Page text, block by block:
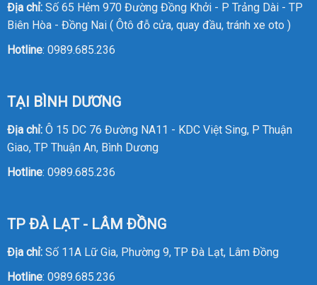
Địa chỉ:Số 65 Hẻm 970 Đường Đồng Khởi - P Trảng Dài - TP
Biên Hòa - Đồng Nai ( Ôtô đỗ cửa, quay đầu, tránh xe oto )
Hotline: 0989.685.236
TẠI BÌNH DƯƠNG
Địa chỉ:Ô 15 DC 76 Đường NA11 - KDC Việt Sing, P Thuận
Giao, TP Thuận An, Bình Dương
Hotline: 0989.685.236
TP ĐÀ LẠT - LÂM ĐỒNG
Địa chỉ:Số 11A Lữ Gia, Phường 9, TP Đà Lạt, Lâm Đồng
Hotline: 0989.685.236